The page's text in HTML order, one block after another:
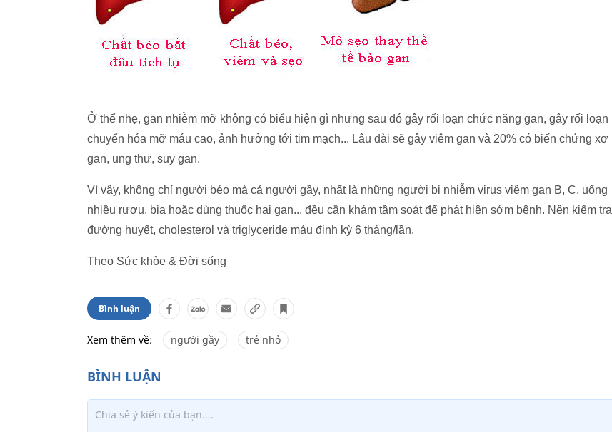
Ở thể nhẹ, gan nhiễm mỡ không có biểu hiện gì nhưng sau đó gây rối loạn chức năng gan, gây rối loạn
chuyển hóa mỡ máu cao, ảnh hưởng tới tim mạch... Lâu dài sẽ gây viêm gan và 20% có biến chứng xơ
gan, ung thư, suy gan.
Vì vậy, không chỉ người béo mà cả người gầy, nhất là những người bị nhiễm virus viêm gan B, C, uống
nhiều rượu, bia hoặc dùng thuốc hại gan... đều cần khám tầm soát để phát hiện sớm bệnh. Nên kiểm tra
đường huyết, cholesterol và triglyceride máu định kỳ 6 tháng/lần.
Theo Sức khỏe & Đời sống
Bình luận
Xem thêm về: người gầy trẻ nhỏ